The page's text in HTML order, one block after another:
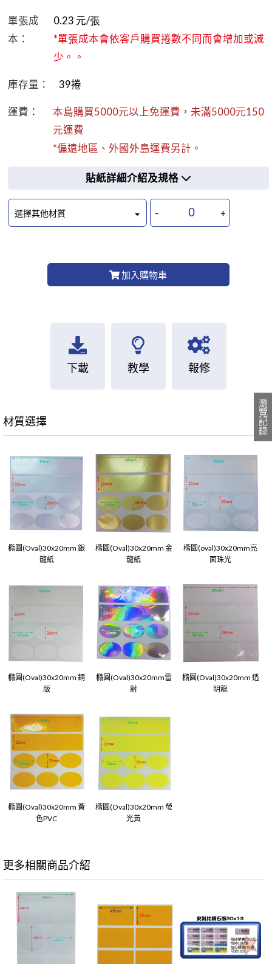
單張成
本：
0.23 元/張
*單張成本會依客戶購買捲數不同而會增加或減
少。。
庫存量： 39捲
運費：
本島購買5000元以上免運費，未滿5000元150
元運費
*偏遠地區、外國外島運費另計。
貼紙詳細介紹及規格
選擇其他材質 - +
加入購物車
下載 教學 報修
材質選擇
橢圓(Oval)30x20mm 銀
龍紙
橢圓(Oval)30x20mm 金
龍紙
橢圓(oval)30x20mm亮
面珠光
橢圓(Oval)30x20mm 銅
版
橢圓(Oval)30x20mm雷
射
橢圓(Oval)30x20mm 透
明龍
橢圓(Oval)30x20mm 黃
色PVC
橢圓(Oval)30x20mm 螢
光黃
更多相關商品介紹
瀏覽記錄